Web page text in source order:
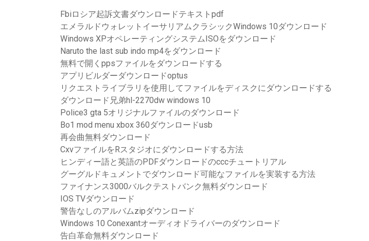
Fbiロシア起訴文書ダウンロードテキストpdf
エメラルドウォレットイーサリアムクラシックWindows 10ダウンロード
Windows XPオペレーティングシステムISOをダウンロード
Naruto the last sub indo mp4をダウンロード
無料で開くppsファイルをダウンロードする
アプリビルダーダウンロードoptus
リクエストライブラリを使用してファイルをディスクにダウンロードする
ダウンロード兄弟hl-2270dw windows 10
Police3 gta 5オリジナルファイルのダウンロード
Bo1 mod menu xbox 360ダウンロードusb
再会曲無料ダウンロード
CxvファイルをRスタジオにダウンロードする方法
ヒンディー語と英語のPDFダウンロードのcccチュートリアル
グーグルドキュメントでダウンロード可能なファイルを実装する方法
ファイナンス3000バルクテストバンク無料ダウンロード
IOS TVダウンロード
警告なしのアルバムzipダウンロード
Windows 10 Conexantオーディオドライバーのダウンロード
告白革命無料ダウンロード